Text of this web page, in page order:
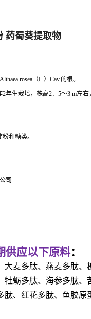
药蜀葵提取物
rosea（L.）Cav.的根。
2年生栽培，株高2．5～3 m左
和糖类。
司
供应以下原料：
大麦多肽、燕麦多肽、
牡蛎多肽、海参多肽
肽、红花多肽、鱼胶